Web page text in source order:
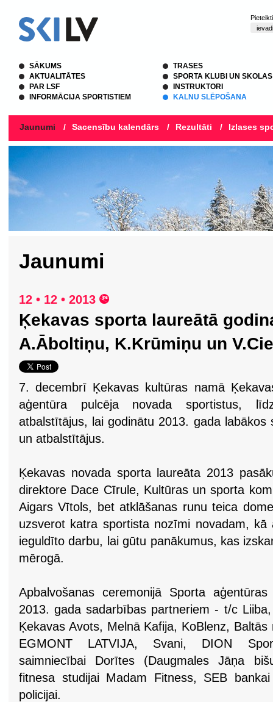
SĀKUMS
AKTUALITĀTES
PAR LSF
INFORMĀCIJA SPORTISTIEM
TRASES
SPORTA KLUBI UN SKOLAS
INSTRUKTORI
KALNU SLĒPOŠANA
Jaunumi / Sacensību kalendārs / Rezultāti / Izlases
Jaunumi
12 • 12 • 2013
Ķekavas sporta laureātā
A.Āboltiņu, K.Krūmiņu un
7. decembrī Ķekavas kultūras namā
aģentūra pulcēja novada sportistus,
atbalstītājus, lai godinātu 2013. gada
un atbalstītājus.
Ķekavas novada sporta laureāta 2013
direktore Dace Cīrule, Kultūras un sporta
Aigars Vītols, bet atklāšanas runu teica
uzsverot katra sportista nozīmi novadam,
ieguldīto darbu, lai gūtu panākumus, kas
mērogā.
Apbalvošanas ceremonijā Sporta
2013. gada sadarbības partneriem - t/c
Ķekavas Avots, Melnā Kafija, KoBlenz,
EGMONT LATVIJA, Svani, DION
saimniecībai Dorītes (Daugmales Jāņa
fitnesa studijai Madam Fitness, SEB
policijai.